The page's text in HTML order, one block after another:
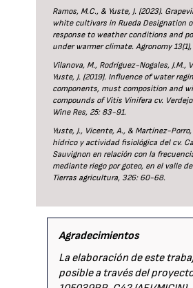
Ramos, M.C., & Yuste, J. (2023).
white cultivars in Rueda Designation
response to weather conditions and
under warmer climate. Agronomy 13(1),
Vilanova, M., Rodríguez-Nogales, J.M.,
Yuste, J. (2019). Influence of water
components, must composition and
compounds of Vitis Vinifera cv.
Wine Res, 25: 83-91.
Yuste, J., Vicente, A., & Martínez-
hídrico y actividad fisiológica del cv.
Sauvignon en relación con la
mediante riego por goteo, en el valle
Tierras agricultura, 326: 60-68.
Agradecimientos
La elaboración de este
posible a través del